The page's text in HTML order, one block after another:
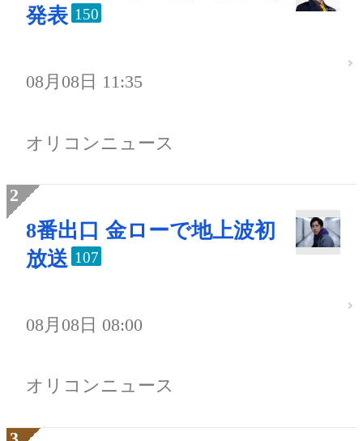
発表 150
08月08日 11:35
オリコンニュース
8番出口 金ローで地上波初
放送 107
08月08日 08:00
オリコンニュース